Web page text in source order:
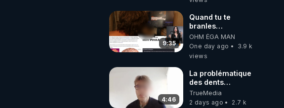
Haies
9:35
Quand tu te
branles
bonhomme tu
émets des ondes
ils ont juste omis
OHM ÉGA MAN
One day ago
3.9 k
views
4:46
La problématique
des dents
dévitalisées et
des implants
TrueMedia
2 days ago
2.7 k